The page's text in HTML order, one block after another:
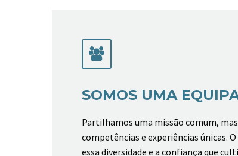


SOMOS UMA
Partilhamos uma missão comum,
competências e experiências únicas.
essa diversidade e a confiança que